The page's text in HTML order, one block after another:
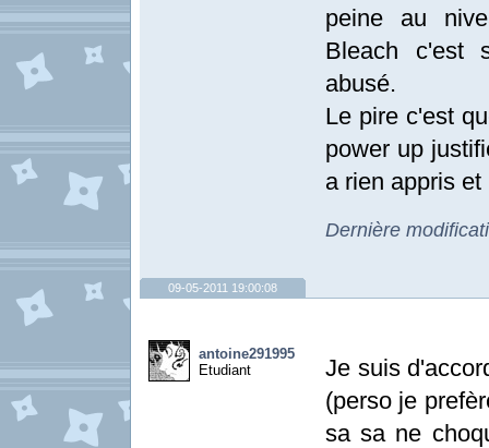
peine au
Bleach c'est
abusé.
Le pire c'est
power up
a rien appris
Dernière
09-05-2011 19:00:08
antoine291995
Etudiant
Je suis
(perso je
sa sa ne